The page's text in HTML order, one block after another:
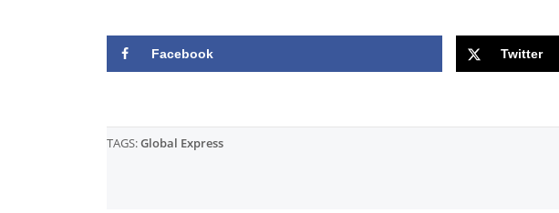
Facebook Twitter
TAGS:Global Express